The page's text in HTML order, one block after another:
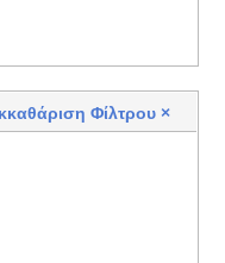
Φίλτρου ×